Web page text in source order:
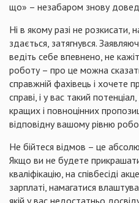
що» – незабаром знову
Ні в якому разі не розкисати,
здається, затягнувся.
ведіть себе впевнено, не
роботу – про це можна
справжній фахівець і хочете
справі, і у вас такий
кращих і повноцінних
відповідну вашому рівню
Не бійтеся відмов – це
Якщо ви не будете
кваліфікацію, на співбесіді
зарплаті, намагатися
якій у вас недостатньо